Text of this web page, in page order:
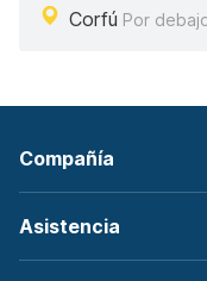
Corfú Por
Compañía
Asistencia